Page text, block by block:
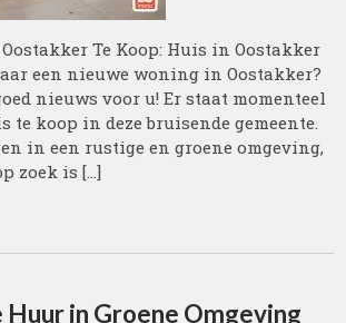
Te Koop: Huis in Oostakker
een nieuwe woning in Oostakker?
nieuws voor u! Er staat momenteel
te koop in deze bruisende gemeente.
in een rustige en groene omgeving,
zoek is […]
Huur in Groene Omgeving